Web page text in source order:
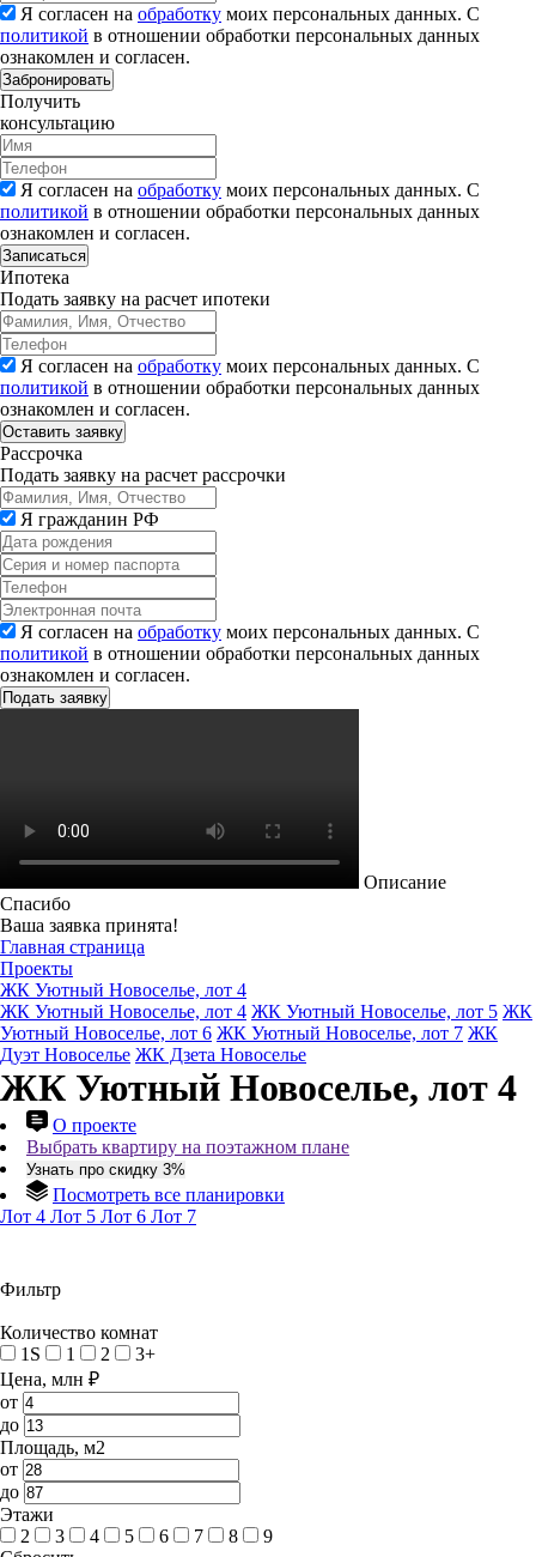
Я согласен на обработку моих персональных данных. С
политикой в отношении обработки персональных данных
ознакомлен и согласен.
Забронировать
Получить
консультацию
Я согласен на обработку моих персональных данных. С
политикой в отношении обработки персональных данных
ознакомлен и согласен.
Записаться
Ипотека
Подать заявку на расчет ипотеки
Я согласен на обработку моих персональных данных. С
политикой в отношении обработки персональных данных
ознакомлен и согласен.
Рассрочка
Подать заявку на расчет рассрочки
Я гражданин РФ
Я согласен на обработку моих персональных данных. С
политикой в отношении обработки персональных данных
ознакомлен и согласен.
Описание
Спасибо
Ваша заявка принята!
Главная страница
Проекты
ЖК Уютный Новоселье, лот 4
ЖК Уютный Новоселье, лот 4 ЖК Уютный Новоселье, лот 5 ЖК
Уютный Новоселье, лот 6 ЖК Уютный Новоселье, лот 7 ЖК
Дуэт Новоселье ЖК Дзета Новоселье
ЖК Уютный Новоселье, лот 4
О проекте
Выбрать квартиру на поэтажном плане
Узнать про скидку 3%
Посмотреть все планировки
Лот 4 Лот 5 Лот 6 Лот 7
Фильтр
Количество комнат
1S
1 2
3+
Цена, млн ₽
от
до
Площадь, м2
от
до
Этажи
2
3 4 5 6 7 8
9